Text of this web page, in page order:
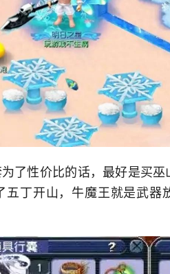
了性价比的话，最好是买
丁开山，牛魔王就是武器